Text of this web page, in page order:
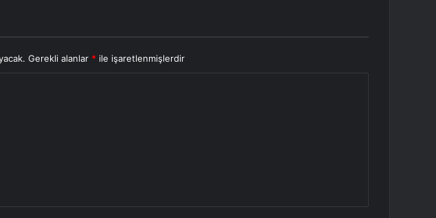
Gerekli alanlar * ile işaretlenmişlerdir